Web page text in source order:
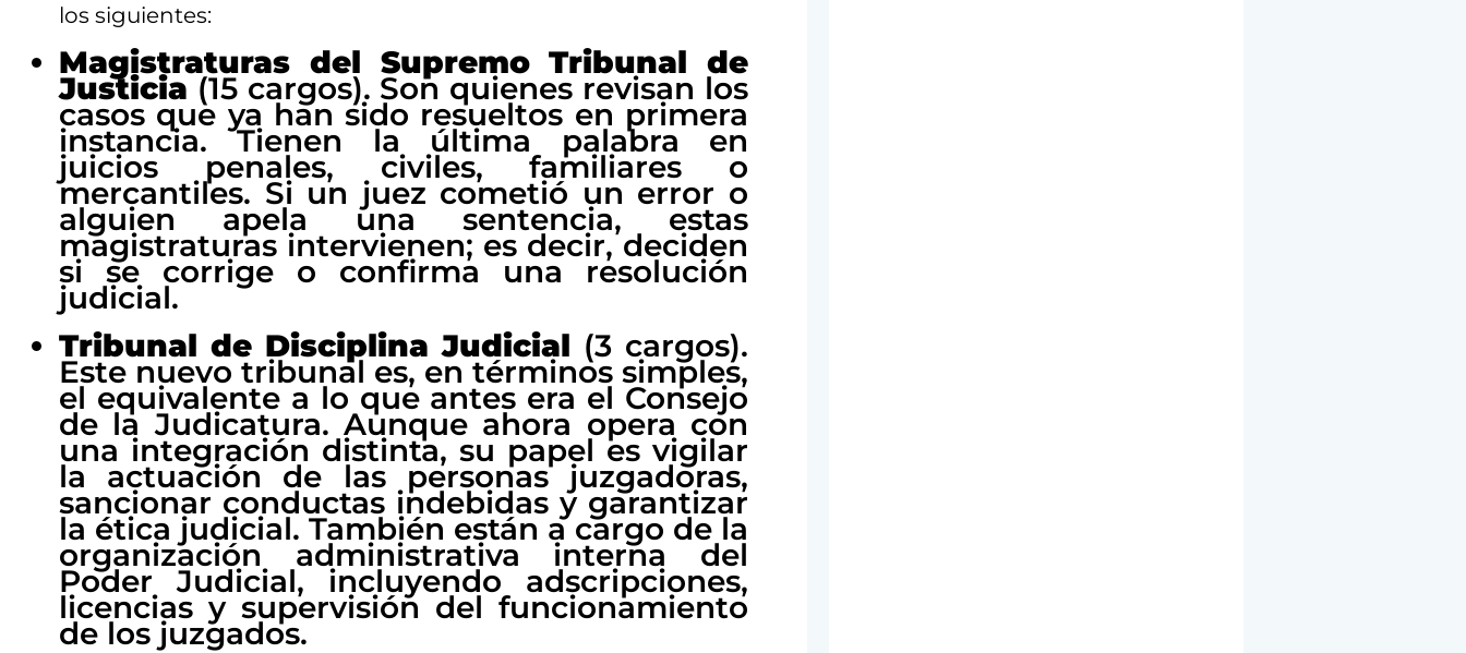
los siguientes:
Magistraturas del Supremo Tribunal de
Justicia (15 cargos). Son quienes revisan los
casos que ya han sido resueltos en primera
instancia. Tienen la última palabra en
juicios penales, civiles, familiares o
mercantiles. Si un juez cometió un error o
alguien apela una sentencia, estas
magistraturas intervienen; es decir, deciden
si se corrige o confirma una resolución
judicial.
Tribunal de Disciplina Judicial (3 cargos).
Este nuevo tribunal es, en términos simples,
el equivalente a lo que antes era el Consejo
de la Judicatura. Aunque ahora opera con
una integración distinta, su papel es vigilar
la actuación de las personas juzgadoras,
sancionar conductas indebidas y garantizar
la ética judicial. También están a cargo de la
organización administrativa interna del
Poder Judicial, incluyendo adscripciones,
licencias y supervisión del funcionamiento
de los juzgados.